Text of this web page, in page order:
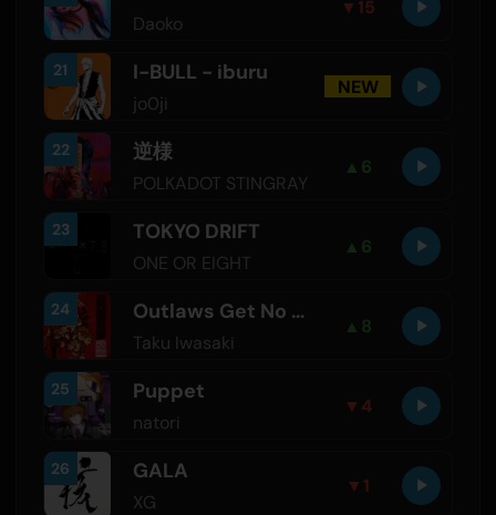
Daoko
▼ 15
21 I-BULL - iburu
jo0ji
NEW
22 逆様
POLKADOT STINGRAY
▲ 6
23 TOKYO DRIFT
ONE OR EIGHT
▲ 6
24 Outlaws Get No Entry
Taku Iwasaki
▲ 8
25 Puppet
natori
▼ 4
26 GALA
XG
▼ 1